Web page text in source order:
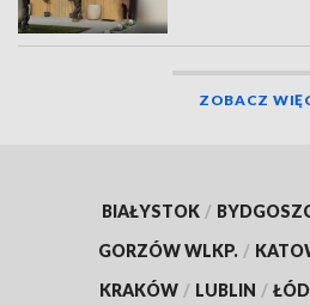
ZOBACZ
BIAŁYSTOK /
GORZÓW WLKP. /
KRAKÓW / LUBLIN /